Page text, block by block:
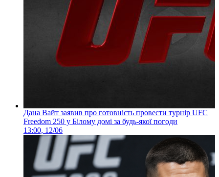
Дана Вайт заявив про готовність провести турнір UFC
Freedom 250 у Білому домі за будь-якої погоди
13:00, 12/06